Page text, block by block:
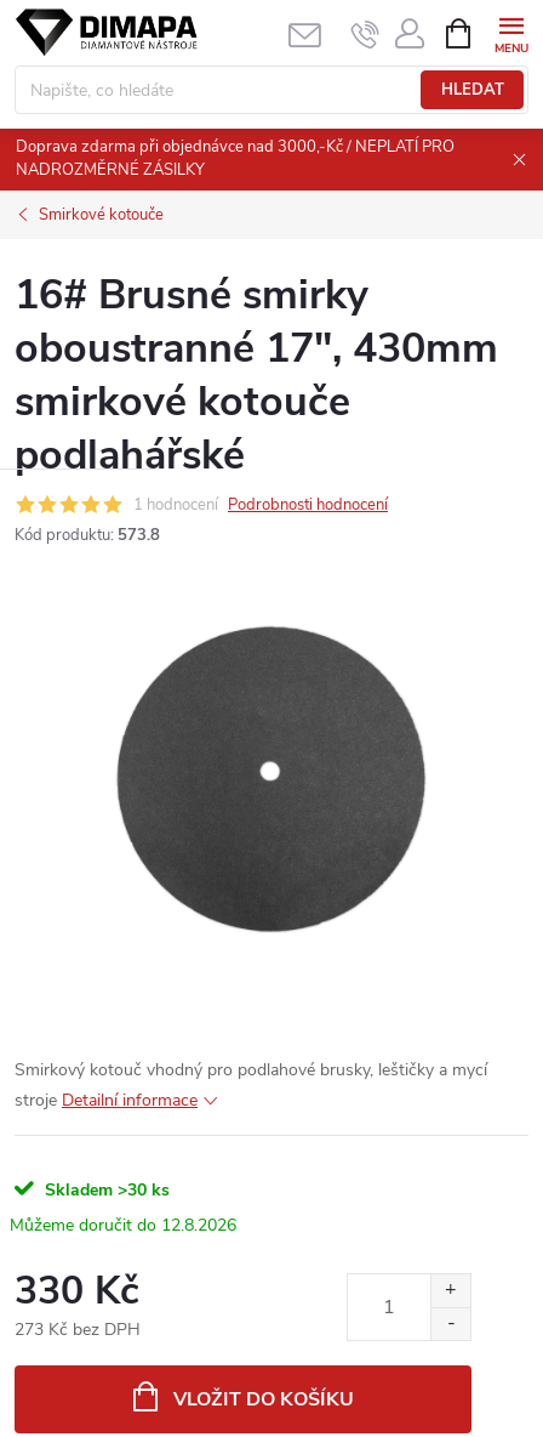
Přejít
obsah
HLEDAT
NÁKUPNÍ
KOŠÍK
Doprava zdarma při objednávce nad 3000,-Kč / NEPLATÍ PRO
NADROZMĚRNÉ ZÁSILKY
Smirkové kotouče
16# Brusné smirky
oboustranné 17", 430mm
smirkové kotouče
podlahářské
1 hodnocení Podrobnosti hodnocení
Kód produktu: 573.8
Smirkový kotouč vhodný pro podlahové brusky, leštičky a mycí
stroje Detailní informace
Skladem >30 ks
12.8.2026
330 Kč
273 Kč bez DPH
VLOŽIT DO KOŠÍKU